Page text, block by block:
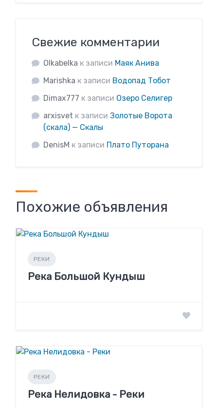
Свежие комментарии
Olkabelka к записи Маяк Анива
Marishka к записи Водопад Тобот
Dimax777 к записи Озеро Селигер
arxisvet к записи Золотые Ворота
(скала) — Скалы
DenisM к записи Плато Путорана
Похожие объявления
РЕКИ
Река Большой Кундыш
РЕКИ
Река Нелидовка - Реки